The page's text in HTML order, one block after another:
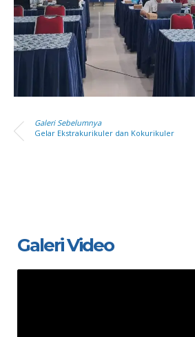
Galeri Sebelumnya
Gelar Ekstrakurikuler dan Kokurikuler
Galeri Video